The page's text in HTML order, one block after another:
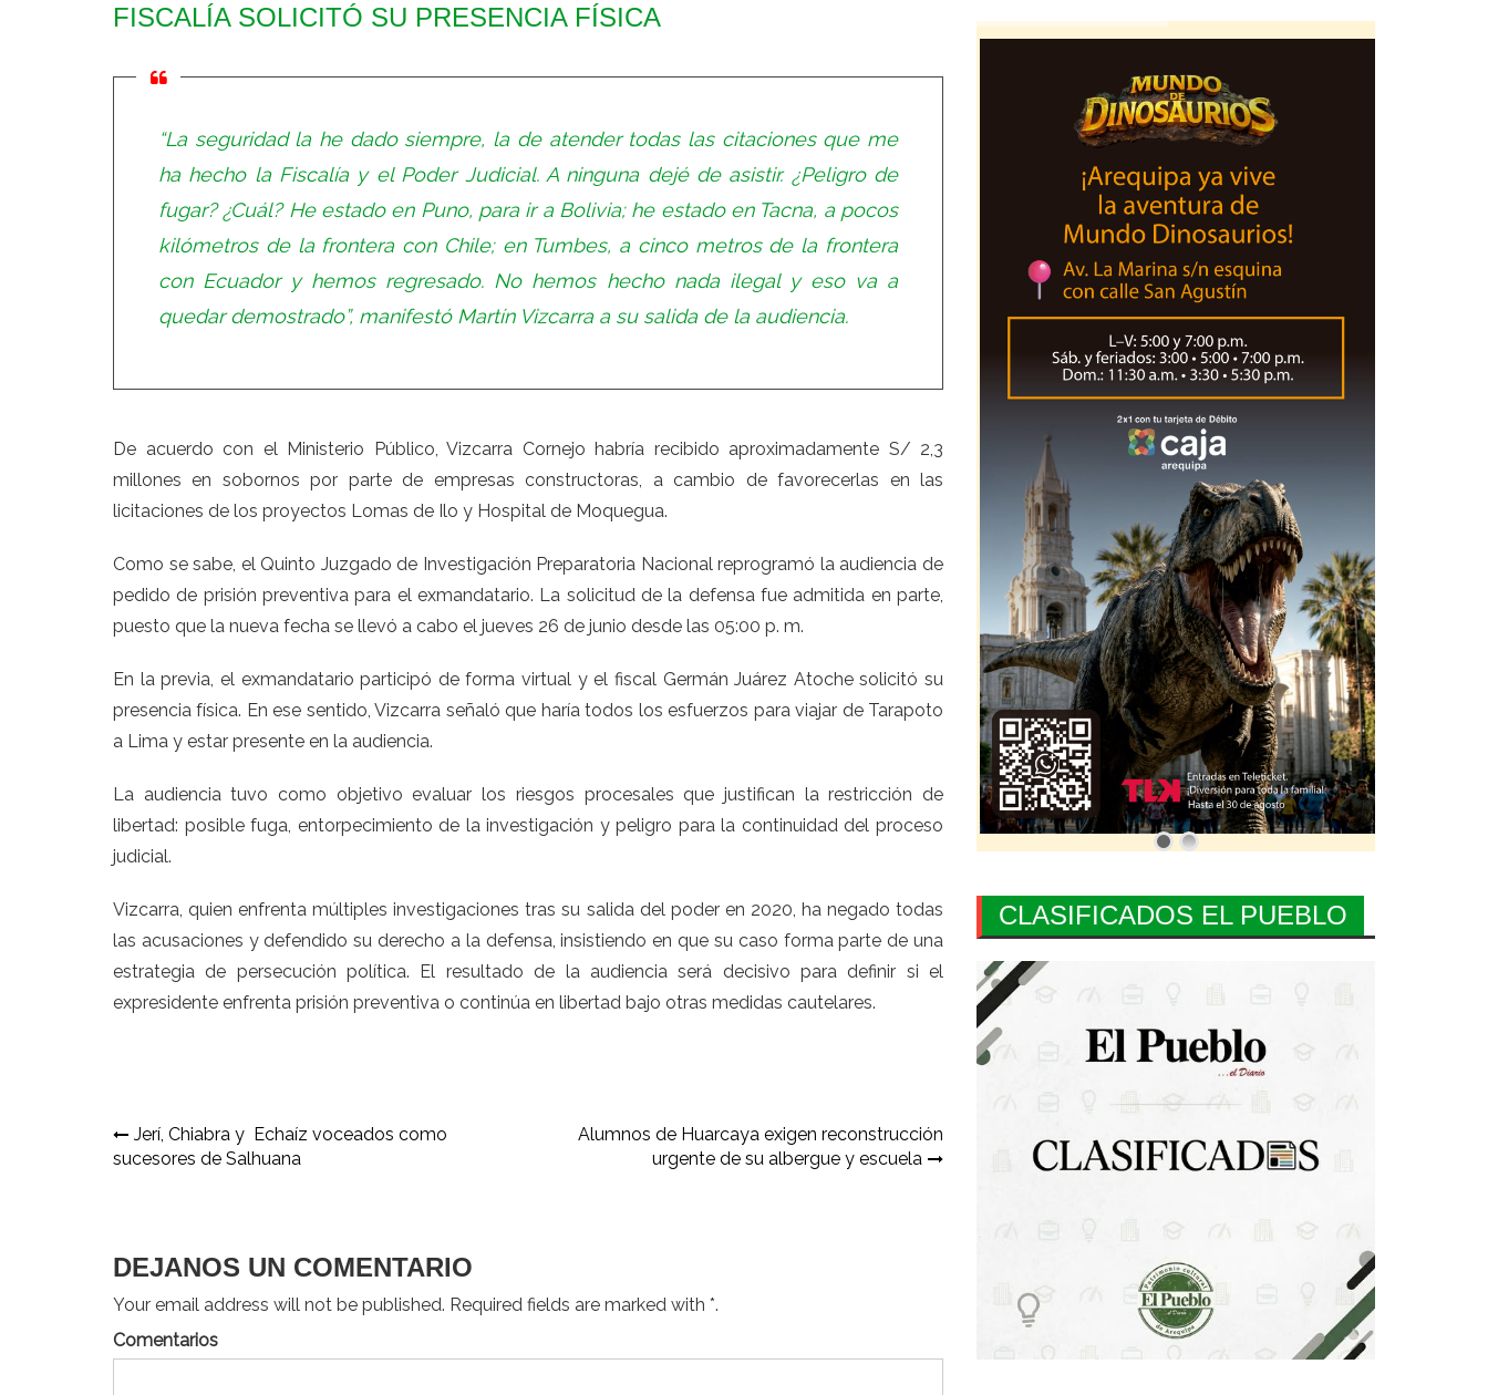
FISCALÍA SOLICITÓ SU PRESENCIA FÍSICA
“La seguridad la he dado siempre, la de atender todas las citaciones que me
ha hecho la Fiscalía y el Poder Judicial. A ninguna dejé de asistir. ¿Peligro de
fugar? ¿Cuál? He estado en Puno, para ir a Bolivia; he estado en Tacna, a pocos
kilómetros de la frontera con Chile; en Tumbes, a cinco metros de la frontera
con Ecuador y hemos regresado. No hemos hecho nada ilegal y eso va a
quedar demostrado”, manifestó Martín Vizcarra a su salida de la audiencia.
De acuerdo con el Ministerio Público, Vizcarra Cornejo habría recibido aproximadamente S/ 2,3
millones en sobornos por parte de empresas constructoras, a cambio de favorecerlas en las
licitaciones de los proyectos Lomas de Ilo y Hospital de Moquegua.
Como se sabe, el Quinto Juzgado de Investigación Preparatoria Nacional reprogramó la audiencia de
pedido de prisión preventiva para el exmandatario. La solicitud de la defensa fue admitida en parte,
puesto que la nueva fecha se llevó a cabo el jueves 26 de junio desde las 05:00 p. m.
En la previa, el exmandatario participó de forma virtual y el fiscal Germán Juárez Atoche solicitó su
presencia física. En ese sentido, Vizcarra señaló que haría todos los esfuerzos para viajar de Tarapoto
a Lima y estar presente en la audiencia.
La audiencia tuvo como objetivo evaluar los riesgos procesales que justifican la restricción de
libertad: posible fuga, entorpecimiento de la investigación y peligro para la continuidad del proceso
judicial.
Vizcarra, quien enfrenta múltiples investigaciones tras su salida del poder en 2020, ha negado todas
las acusaciones y defendido su derecho a la defensa, insistiendo en que su caso forma parte de una
estrategia de persecución política. El resultado de la audiencia será decisivo para definir si el
expresidente enfrenta prisión preventiva o continúa en libertad bajo otras medidas cautelares.
Navegación
de
Jerí, Chiabra y Echaíz voceados como
sucesores de Salhuana
Alumnos de Huarcaya exigen reconstrucción
urgente de su albergue y escuela
DEJANOS UN COMENTARIO
Your email address will not be published. Required fields are marked with *.
Comentarios
CLASIFICADOS EL PUEBLO